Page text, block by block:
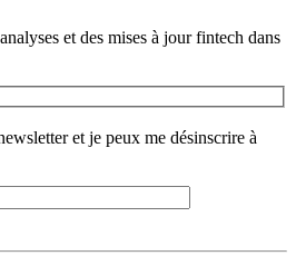
et des mises à jour fintech dans
et je peux me désinscrire à